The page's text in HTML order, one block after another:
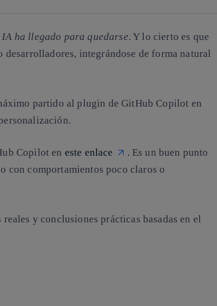
IA ha llegado para quedarse. Y lo cierto es que
desarrolladores, integrándose de forma natural
partido al plugin deGitHub Copilot en
Copilot en este enlace
. Es un buen punto
con comportamientos poco claros o
y conclusiones prácticas basadas en el